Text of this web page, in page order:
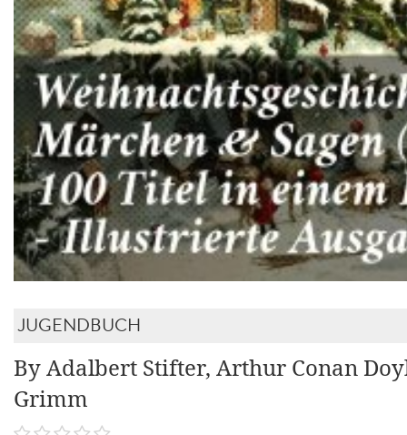
JUGENDBUCH
By Adalbert Stifter, Arthur Conan
Grimm